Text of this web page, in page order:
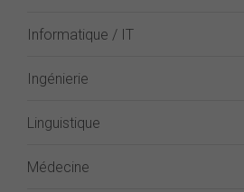
Informatique / IT
Ingénierie
Linguistique
Médecine